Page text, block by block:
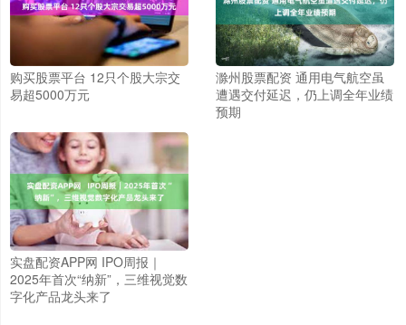
购买股票平台 12只个股大宗交
易超5000万元
滁州股票配资 通用电气航空虽
遭遇交付延迟，仍上调全年业绩
预期
实盘配资APP网 IPO周报｜
2025年首次“纳新”，三维视觉数
字化产品龙头来了